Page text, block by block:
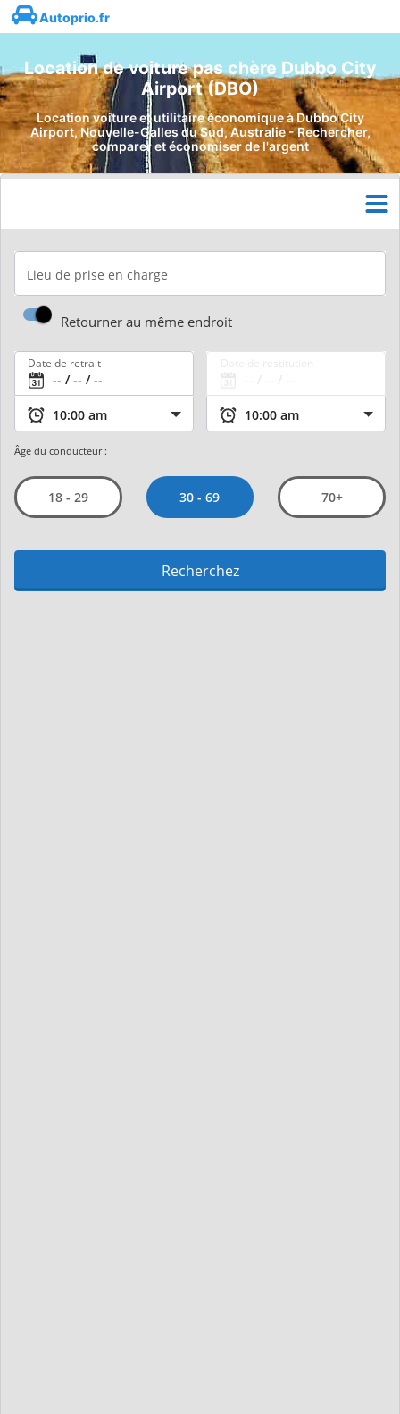
Autoprio.fr
Location de voiture pas chère Dubbo City
Airport (DBO)
Location voiture et utilitaire économique à Dubbo City
Airport, Nouvelle-Galles du Sud, Australie - Rechercher,
comparer et économiser de l'argent
Lieu de prise en charge
Retourner au même endroit
Date de retrait
Âge du conducteur :
18 - 29 30 - 69 70+
Recherchez